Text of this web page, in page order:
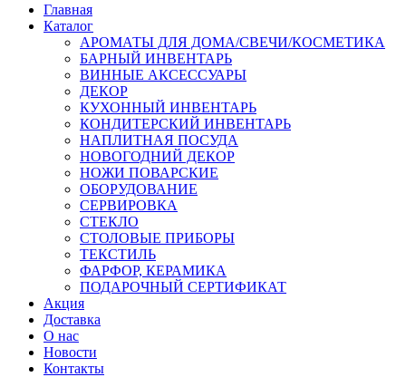
Главная
Каталог
АРОМАТЫ ДЛЯ ДОМА/СВЕЧИ/КОСМЕТИКА
БАРНЫЙ ИНВЕНТАРЬ
ВИННЫЕ АКСЕССУАРЫ
ДЕКОР
КУХОННЫЙ ИНВЕНТАРЬ
КОНДИТЕРСКИЙ ИНВЕНТАРЬ
НАПЛИТНАЯ ПОСУДА
НОВОГОДНИЙ ДЕКОР
НОЖИ ПОВАРСКИЕ
ОБОРУДОВАНИЕ
СЕРВИРОВКА
СТЕКЛО
СТОЛОВЫЕ ПРИБОРЫ
ТЕКСТИЛЬ
ФАРФОР, КЕРАМИКА
ПОДАРОЧНЫЙ СЕРТИФИКАТ
Акция
Доставка
О нас
Новости
Контакты